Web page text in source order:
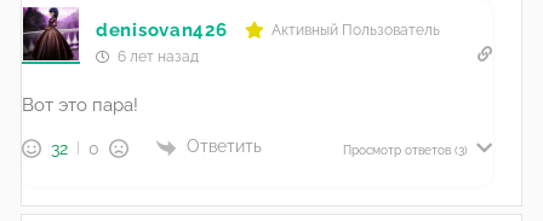
denisovan426
Активный Пользователь
6 лет назад
Вот это пара!
32 0 Ответить Просмотр ответов (3)